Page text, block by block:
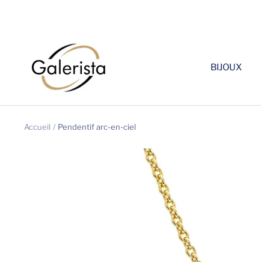
BIJOUX
galerista
Accueil Pendentif arc-en-ciel